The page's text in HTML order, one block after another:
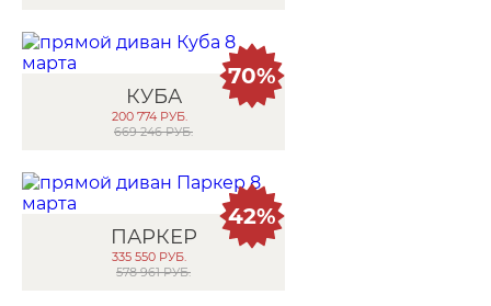
КУБА
200 774 РУБ.
669 246 РУБ.
70%
ПАРКЕР
335 550 РУБ.
578 961 РУБ.
42%